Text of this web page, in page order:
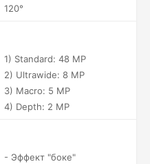
120°
1) Standard: 48 MP
2) Ultrawide: 8 MP
3) Macro: 5 MP
4) Depth: 2 MP
- Эффект "боке"